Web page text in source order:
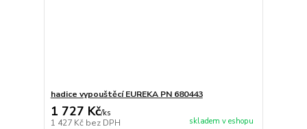
hadice vypouštěcí EUREKA PN 680443
1 727 Kč/ks
1 427 Kč bez DPH skladem v eshopu